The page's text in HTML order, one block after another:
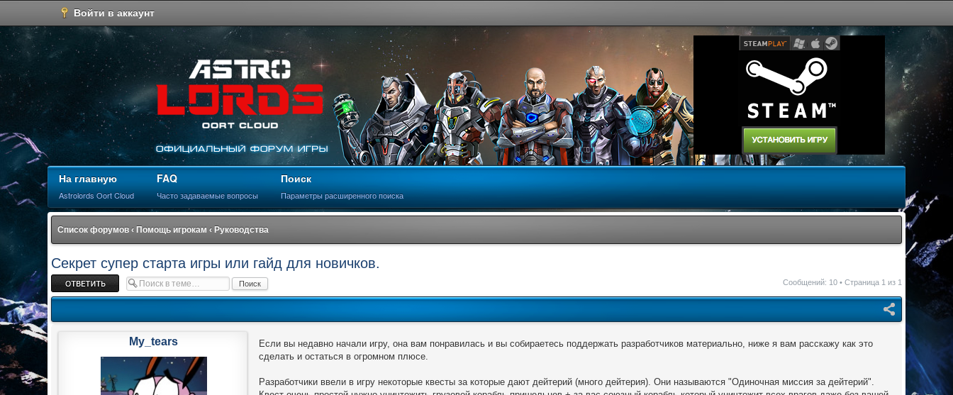
Войти в аккаунт
На главную
Astrolords Oort Cloud
FAQ
Часто задаваемые вопросы
Поиск
Параметры расширенного поиска
Список форумов ‹ Помощь игрокам ‹ Руководства
Секрет супер старта игры или гайд для новичков.
Ответить Сообщений: 10 • Страница 1 из 1
Если вы недавно начали игру, она вам понравилась и вы собираетесь поддержать разработчиков материально, ниже я вам расскажу как это
сделать и остаться в огромном плюсе.
Разработчики ввели в игру некоторые квесты за которые дают дейтерий (много дейтерия). Они называются "Одиночная миссия за дейтерий".
My_tears